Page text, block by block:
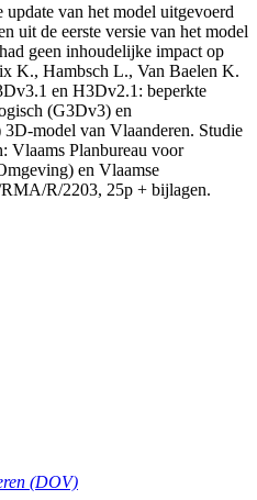
van het model uitgevoerd
uit de eerste versie van het model
geen inhoudelijke impact op
K., Hambsch L., Van Baelen K.
en H3Dv2.1: beperkte
(G3Dv3) en
model van Vlaanderen. Studie
Vlaams Planbureau voor
en Vlaamse
R/2203, 25p + bijlagen.
(DOV)